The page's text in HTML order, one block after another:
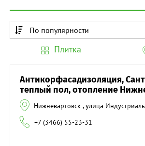
По популярности
По алфавиту
Плитка
Антикорфасадизоляция,
теплый пол, отопление
Нижневартовск , улица
+7 (3466) 55-23-31